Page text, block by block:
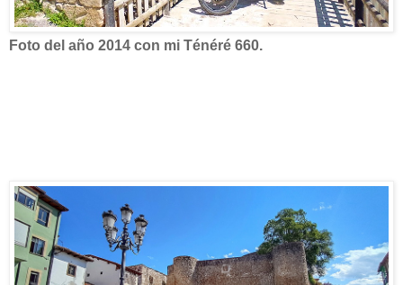
Foto del año 2014 con mi Ténéré 660.